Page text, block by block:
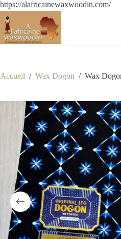
https://alafricainewaxwoodin.com/
Accueil / Wax Dogon / Wax